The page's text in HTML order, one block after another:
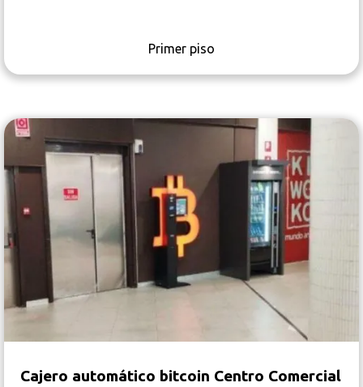
Primer piso
Cajero automático bitcoin Centro Comercial